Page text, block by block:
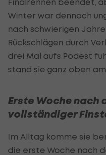
Winter war dennoch
nach schwierigen
Rückschlägen durch
drei Mal aufs Podest
stand sie ganz oben
Erste Woche nach
vollständiger
Im Alltag komme sie
die erste Woche nach